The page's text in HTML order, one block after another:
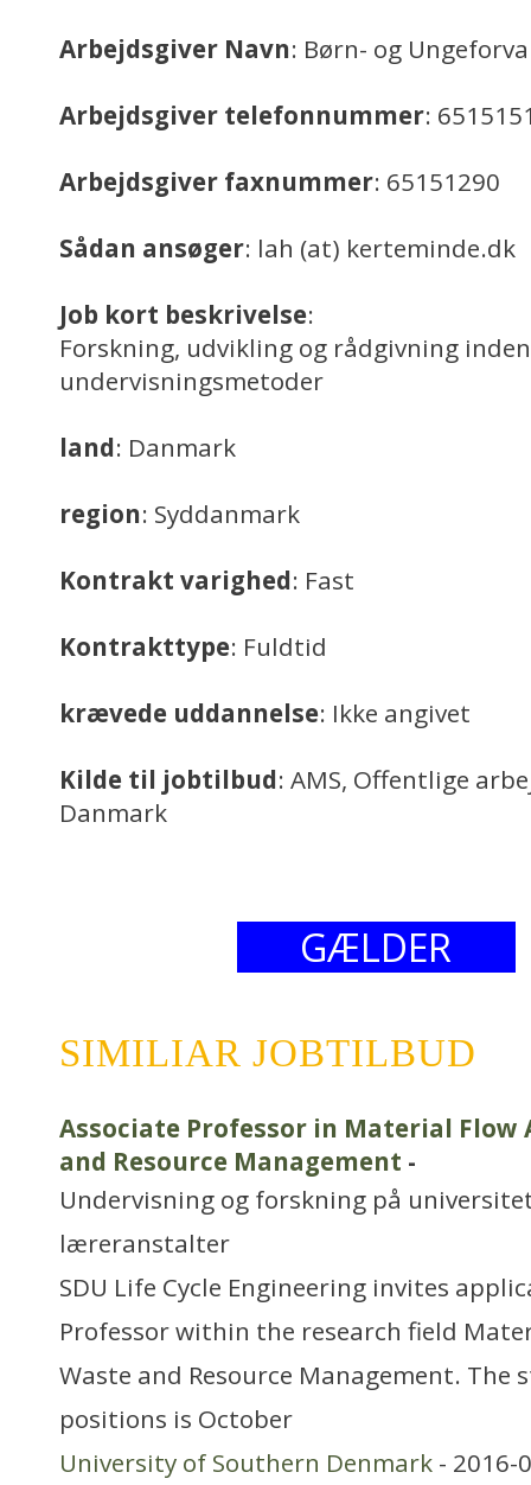
Arbejdsgiver Navn: Børn- og
Arbejdsgiver telefonnummer:
Arbejdsgiver faxnummer: 65151290
Sådan ansøger: lah (at) kerteminde.dk
Job kort beskrivelse:
Forskning, udvikling og rådgivning
undervisningsmetoder
land: Danmark
region: Syddanmark
Kontrakt varighed: Fast
Kontrakttype: Fuldtid
krævede uddannelse: Ikke angivet
Kilde til jobtilbud: AMS, Offentlige
Danmark
GÆLDER
SIMILIAR JOBTILBUD
Associate Professor in Material Flow
and Resource Management -
Undervisning og forskning på
læreranstalter
SDU Life Cycle Engineering invites
Professor within the research field
Waste and Resource Management.
positions is October
University of Southern Denmark - 2016-